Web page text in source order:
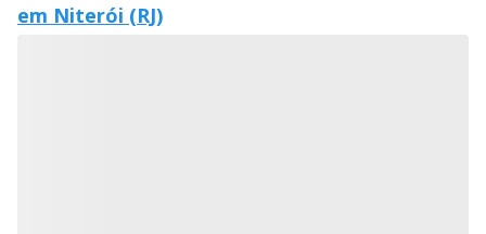
em Niterói (RJ)